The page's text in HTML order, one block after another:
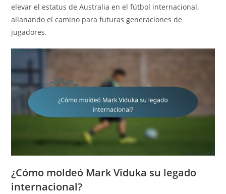
elevar el estatus de Australia en el fútbol internacional,
allanando el camino para futuras generaciones de
jugadores.
¿Cómo moldeó Mark Viduka su legado
internacional?